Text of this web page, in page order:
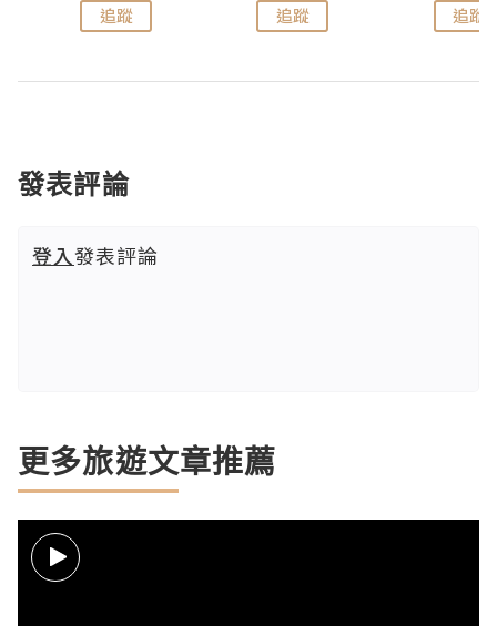
追蹤 追蹤 追蹤
發表評論
登入發表評論
更多旅遊文章推薦